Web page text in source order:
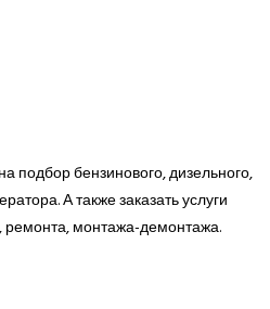
подбор бензинового, дизельного,
А также заказать услуги
ремонта, монтажа-демонтажа.